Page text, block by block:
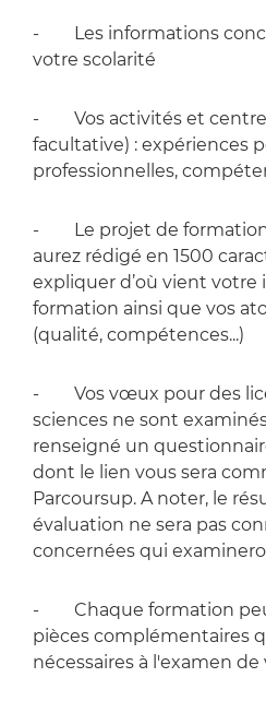
- Les informations
votre scolarité
- Vos activités et
facultative) : expériences
professionnelles,
- Le projet de formation
aurez rédigé en 1500
expliquer d’où vient
formation ainsi que vos
(qualité, compétences...)
- Vos vœux pour des
sciences ne sont
renseigné un
dont le lien vous sera
Parcoursup. A noter, le
évaluation ne sera pas
concernées qui
- Chaque formation
pièces complémentaires
nécessaires à l'examen